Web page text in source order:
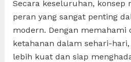
Secara keseluruhan, konsep
peran yang sangat penting
modern. Dengan memahami
ketahanan dalam sehari-
lebih kuat dan siap